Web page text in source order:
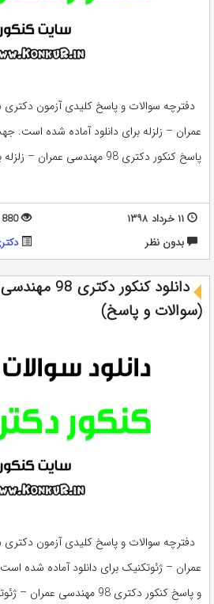
عمران – زلزله برای دانلود آماده شده است.
پاسخ کنکور دکتری 98 مهندسی عمران – زلزله به ادامه مطلب بروید. ...
۱۱ خرداد ۱۳۹۸
880 بار
بدون نظر
دانلود
(سوالات و پاسخ)
عمران – ژئوتکنیک برای دانلود آماده شده
و پاسخ کنکور دکتری 98